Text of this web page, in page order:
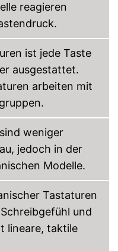
reagieren
ist jede Taste
ausgestattet.
arbeiten mit
weniger
jedoch in der
Modelle.
Tastaturen
und
lineare, taktile